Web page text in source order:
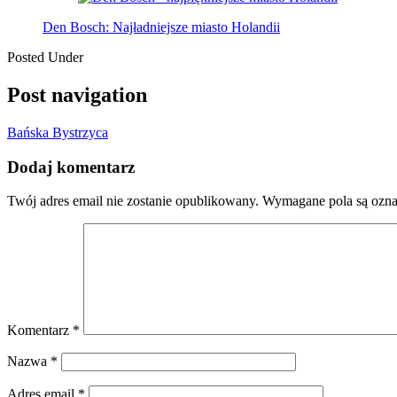
Den Bosch: Najładniejsze miasto Holandii
Posted Under
Post navigation
Bańska Bystrzyca
Dodaj komentarz
Twój adres email nie zostanie opublikowany. Wymagane pola są
Komentarz *
Nazwa *